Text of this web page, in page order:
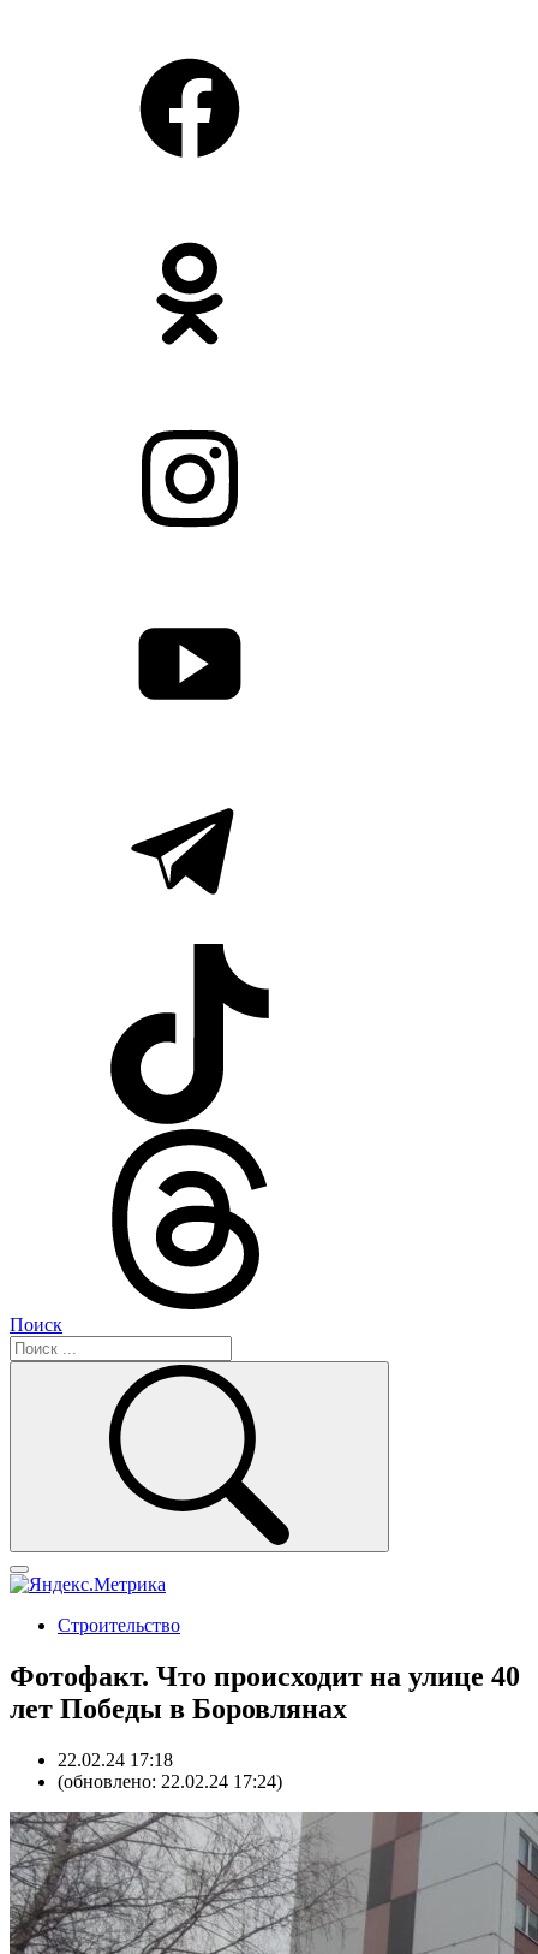
Поиск
Строительство
Фотофакт. Что происходит на улице 40
лет Победы в Боровлянах
22.02.24 17:18
(обновлено: 22.02.24 17:24)